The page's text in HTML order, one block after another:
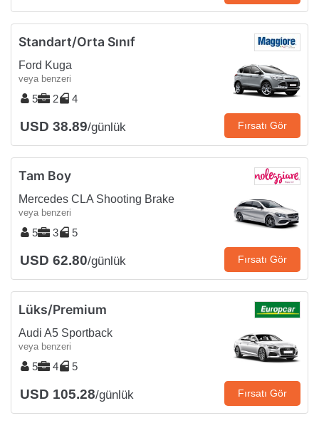
Standart/Orta Sınıf
Ford Kuga
veya benzeri
5 2 4
USD 38.89/günlük Fırsatı Gör
Tam Boy
Mercedes CLA Shooting Brake
veya benzeri
5 3 5
USD 62.80/günlük Fırsatı Gör
Lüks/Premium
Audi A5 Sportback
veya benzeri
5 4 5
USD 105.28/günlük Fırsatı Gör